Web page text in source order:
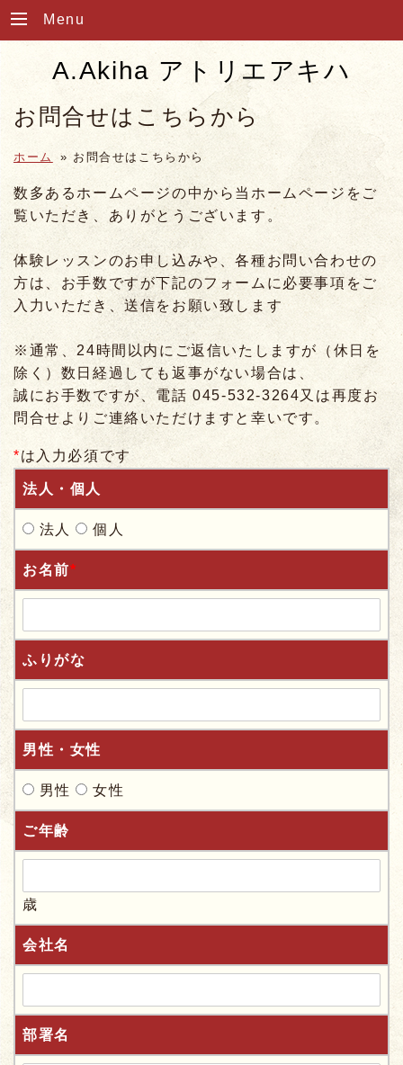
Menu
A.Akiha アトリエアキハ
お問合せはこちらから
ホーム » お問合せはこちらから
数多あるホームページの中から当ホームページをご
覧いただき、ありがとうございます。
体験レッスンのお申し込みや、各種お問い合わせの
方は、お手数ですが下記のフォームに必要事項をご
入力いただき、送信をお願い致します
※通常、24時間以内にご返信いたしますが（休日を
除く）数日経過しても返事がない場合は、
誠にお手数ですが、電話 045-532-3264又は再度お
問合せよりご連絡いただけますと幸いです。
*は入力必須です
法人・個人
法人 個人
お名前*
ふりがな
男性・女性
男性 女性
ご年齢
歳
会社名
部署名